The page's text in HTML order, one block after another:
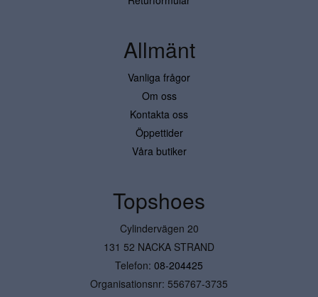
Allmänt
Vanliga frågor
Om oss
Kontakta oss
Öppettider
Våra butiker
Topshoes
Cylindervägen 20
131 52 NACKA STRAND
Telefon: 08-204425
Organisationsnr: 556767-3735